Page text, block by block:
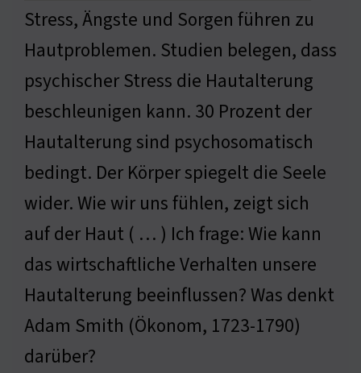
Stress, Ängste und Sorgen führen zu
Hautproblemen. Studien belegen, dass
psychischer Stress die Hautalterung
beschleunigen kann. 30 Prozent der
Hautalterung sind psychosomatisch
bedingt. Der Körper spiegelt die Seele
wider. Wie wir uns fühlen, zeigt sich
auf der Haut ( … ) Ich frage: Wie kann
das wirtschaftliche Verhalten unsere
Hautalterung beeinflussen? Was denkt
Adam Smith (Ökonom, 1723-1790)
darüber?